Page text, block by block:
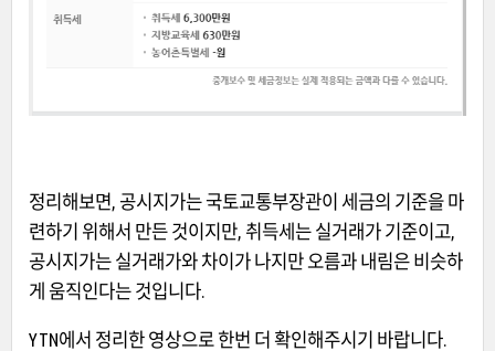
정리해보면, 공시지가는 국토교통부장관이 세금의 기준을 마
련하기 위해서 만든 것이지만, 취득세는 실거래가 기준이고,
공시지가는 실거래가와 차이가 나지만 오름과 내림은 비슷하
게 움직인다는 것입니다.
YTN에서 정리한 영상으로 한번 더 확인해주시기 바랍니다.